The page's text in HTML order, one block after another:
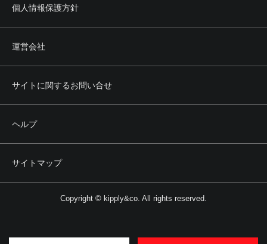
個人情報保護方針
運営会社
サイトに関するお問い合せ
ヘルプ
サイトマップ
Copyright © kipply&co. All rights reserved.